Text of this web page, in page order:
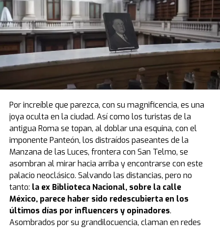
Por increíble que parezca, con su magnificencia, es una
joya oculta en la ciudad. Así como los turistas de la
antigua Roma se topan, al doblar una esquina, con el
imponente Panteón, los distraídos paseantes de la
Manzana de las Luces, frontera con San Telmo, se
asombran al mirar hacia arriba y encontrarse con este
palacio neoclásico. Salvando las distancias, pero no
tanto: la ex Biblioteca Nacional, sobre la calle
México, parece haber sido redescubierta en los
últimos días por influencers y opinadores.
Asombrados por su grandilocuencia, claman en redes